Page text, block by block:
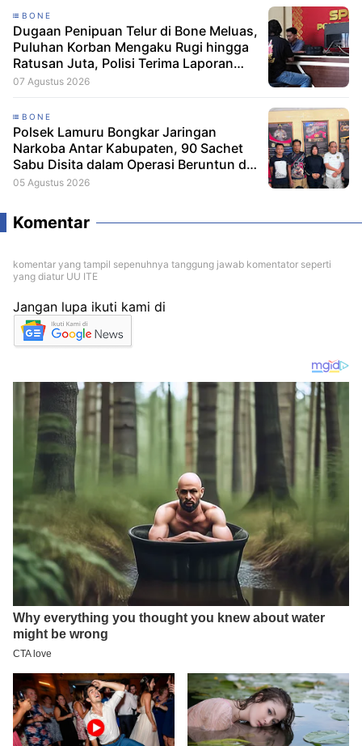
BONE
Dugaan Penipuan Telur di Bone Meluas,
Puluhan Korban Mengaku Rugi hingga
Ratusan Juta, Polisi Terima Laporan
Resmi
07 Agustus 2026
BONE
Polsek Lamuru Bongkar Jaringan
Narkoba Antar Kabupaten, 90 Sachet
Sabu Disita dalam Operasi Beruntun di
Bone dan Soppeng
05 Agustus 2026
Komentar
komentar yang tampil sepenuhnya tanggung jawab komentator seperti
yang diatur UU ITE
Jangan lupa ikuti kami di